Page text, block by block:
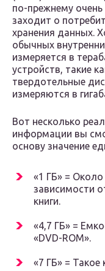
по-прежнему очень
заходит о
хранения данных.
обычных
измеряется в
устройств, такие
твердотельные
измеряются в
Вот несколько
информации вы
основу значение
«1 ГБ» =
зависимости
книги.
«4,7 ГБ» =
«DVD-ROM».
«7 ГБ» =